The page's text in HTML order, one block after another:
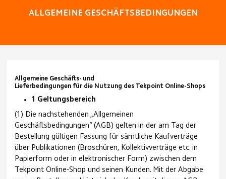
ALLGEMEINE GESCHÄFTSBEDINGUNGEN
Allgemeine Geschäfts- und
Lieferbedingungen für die Nutzung des Tekpoint Online-Shops
1 Geltungsbereich
(1) Die nachstehenden „Allgemeinen
Geschäftsbedingungen“ (AGB) gelten in der am Tag der
Bestellung gültigen Fassung für sämtliche Kaufverträge
über Publikationen (Broschüren, Kollektivverträge etc. in
Papierform oder in elektronischer Form) zwischen dem
Tekpoint Online-Shop und seinen Kunden. Mit der Abgabe